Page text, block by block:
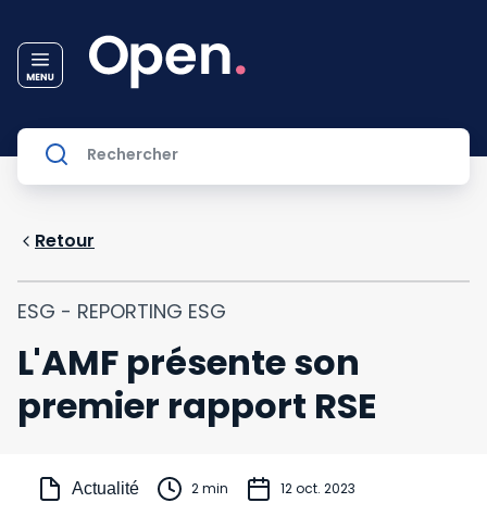
Retour
ESG - REPORTING ESG
L'AMF présente son
premier rapport RSE
Actualité 2 min 12 oct. 2023